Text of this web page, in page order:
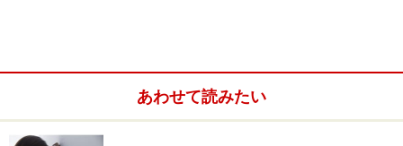
あわせて読みたい